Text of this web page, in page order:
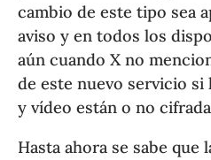
cambio de este tipo sea
aviso y en todos los
aún cuando X no
de este nuevo servicio si
y vídeo están o no
Hasta ahora se sabe que